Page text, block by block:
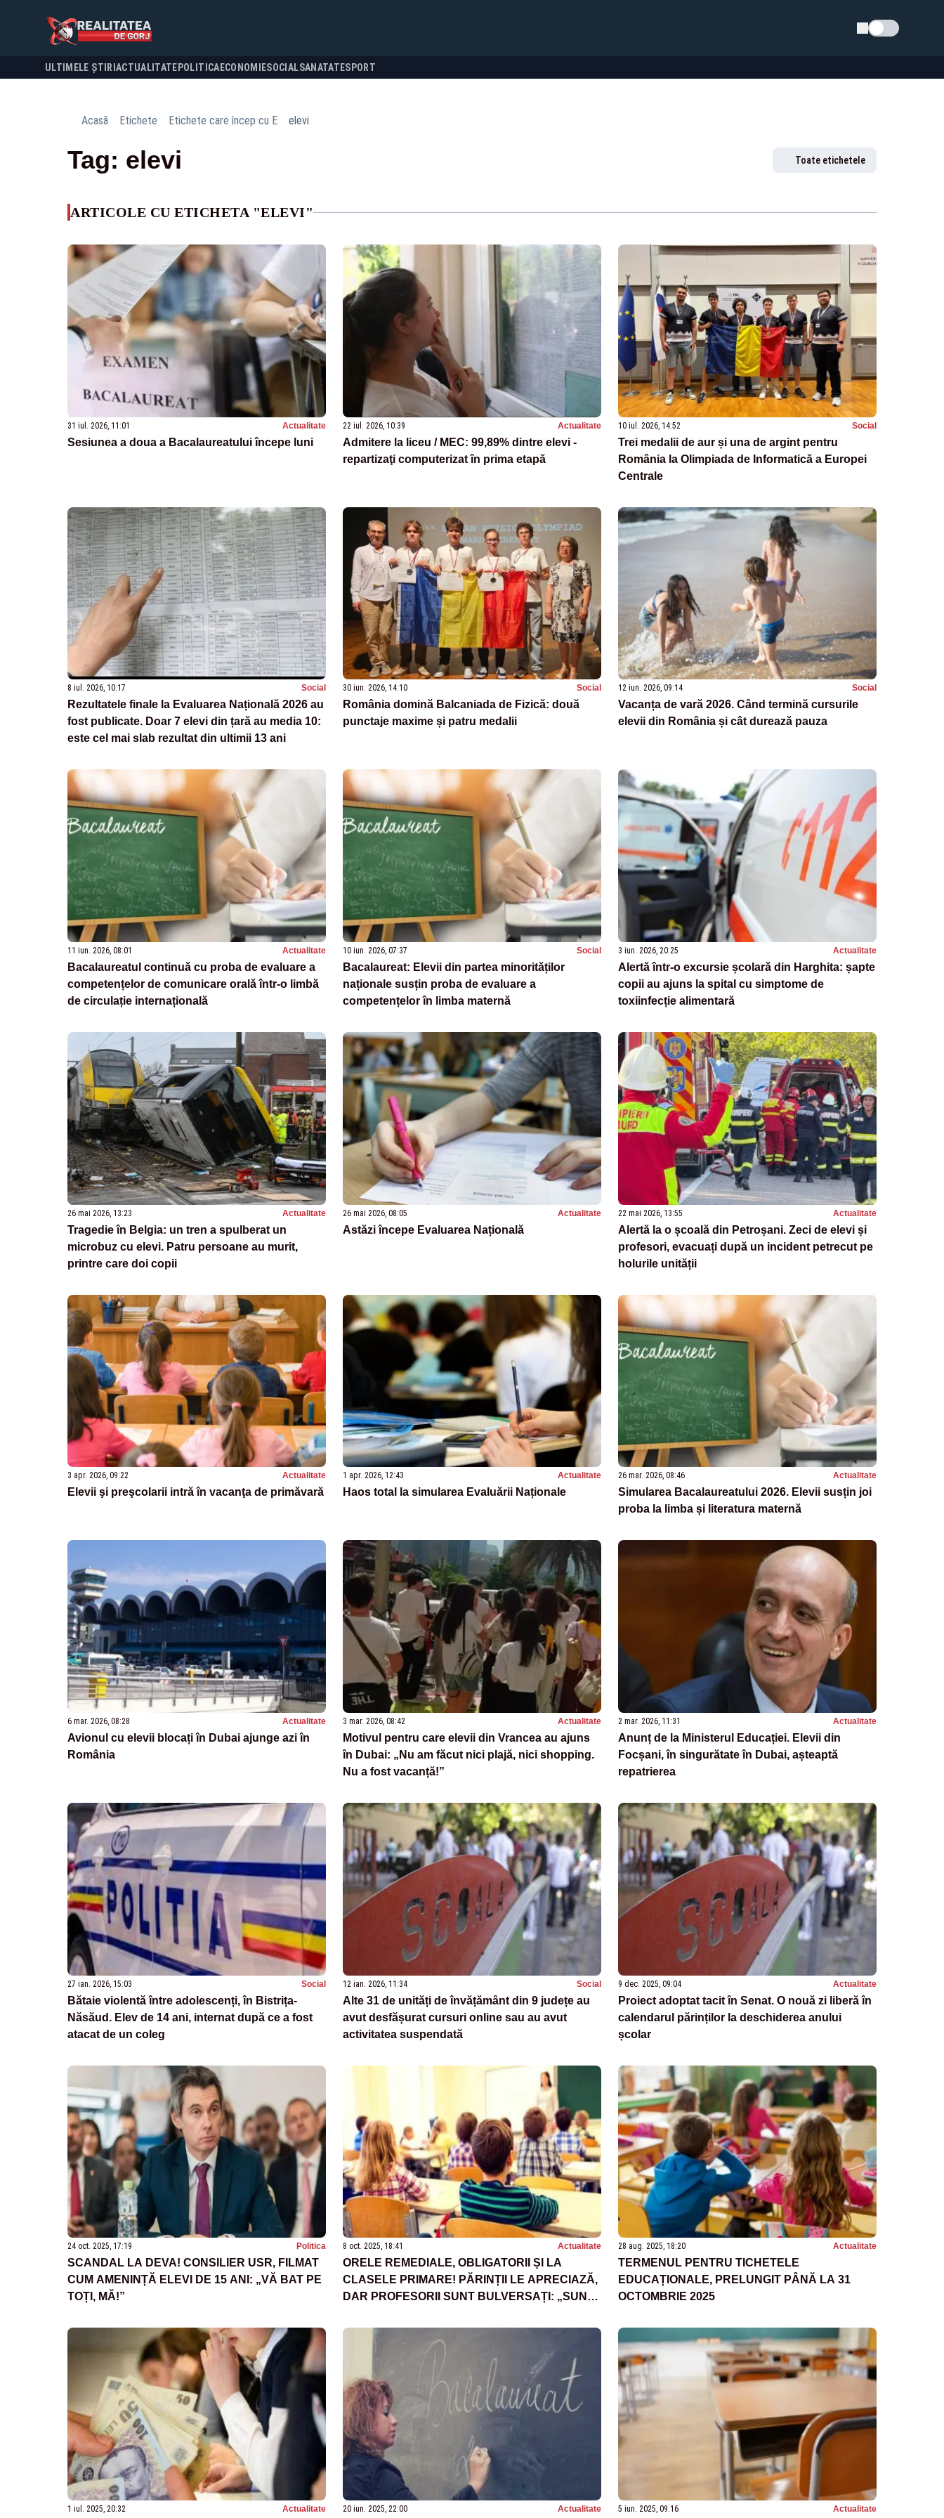
Schimba tema
ULTIMELE ȘTIRI ACTUALITATE POLITICA ECONOMIESOCIALSANATATESPORT
Acasă Etichete Etichete care încep cu E elevi
Tag: elevi Toate etichetele
ARTICOLE CU ETICHETA "ELEVI"
31 iul. 2026, 11:01 Actualitate
Sesiunea a doua a Bacalaureatului începe luni
22 iul. 2026, 10:39 Actualitate
Admitere la liceu / MEC: 99,89% dintre elevi -
repartizaţi computerizat în prima etapă
10 iul. 2026, 14:52 Social
Trei medalii de aur și una de argint pentru
România la Olimpiada de Informatică a Europei
Centrale
8 iul. 2026, 10:17 Social
Rezultatele finale la Evaluarea Națională 2026 au
fost publicate. Doar 7 elevi din țară au media 10:
este cel mai slab rezultat din ultimii 13 ani
30 iun. 2026, 14:10 Social
România domină Balcaniada de Fizică: două
punctaje maxime și patru medalii
12 iun. 2026, 09:14 Social
Vacanța de vară 2026. Când termină cursurile
elevii din România și cât durează pauza
11 iun. 2026, 08:01 Actualitate
Bacalaureatul continuă cu proba de evaluare a
competențelor de comunicare orală într-o limbă
de circulație internațională
10 iun. 2026, 07:37 Social
Bacalaureat: Elevii din partea minorităților
naționale susțin proba de evaluare a
competențelor în limba maternă
3 iun. 2026, 20:25 Actualitate
Alertă într-o excursie școlară din Harghita: șapte
copii au ajuns la spital cu simptome de
toxiinfecție alimentară
26 mai 2026, 13:23 Actualitate
Tragedie în Belgia: un tren a spulberat un
microbuz cu elevi. Patru persoane au murit,
printre care doi copii
26 mai 2026, 08:05 Actualitate
Astăzi începe Evaluarea Națională
22 mai 2026, 13:55 Actualitate
Alertă la o școală din Petroșani. Zeci de elevi și
profesori, evacuați după un incident petrecut pe
holurile unității
3 apr. 2026, 09:22 Actualitate
Elevii şi preşcolarii intră în vacanţa de primăvară
1 apr. 2026, 12:43 Actualitate
Haos total la simularea Evaluării Naționale
26 mar. 2026, 08:46 Actualitate
Simularea Bacalaureatului 2026. Elevii susțin joi
proba la limba și literatura maternă
6 mar. 2026, 08:28 Actualitate
Avionul cu elevii blocați în Dubai ajunge azi în
România
3 mar. 2026, 08:42 Actualitate
Motivul pentru care elevii din Vrancea au ajuns
în Dubai: „Nu am făcut nici plajă, nici shopping.
Nu a fost vacanță!”
2 mar. 2026, 11:31 Actualitate
Anunț de la Ministerul Educației. Elevii din
Focșani, în singurătate în Dubai, așteaptă
repatrierea
27 ian. 2026, 15:03 Social
Bătaie violentă între adolescenți, în Bistrița-
Năsăud. Elev de 14 ani, internat după ce a fost
atacat de un coleg
12 ian. 2026, 11:34 Social
Alte 31 de unități de învățământ din 9 județe au
avut desfășurat cursuri online sau au avut
activitatea suspendată
9 dec. 2025, 09:04 Actualitate
Proiect adoptat tacit în Senat. O nouă zi liberă în
calendarul părinților la deschiderea anului
școlar
24 oct. 2025, 17:19 Politica
SCANDAL LA DEVA! CONSILIER USR, FILMAT
CUM AMENINȚĂ ELEVI DE 15 ANI: „VĂ BAT PE
TOȚI, MĂ!”
8 oct. 2025, 18:41 Actualitate
ORELE REMEDIALE, OBLIGATORII ȘI LA
CLASELE PRIMARE! PĂRINȚII LE APRECIAZĂ,
DAR PROFESORII SUNT BULVERSAȚI: „SUNT
28 aug. 2025, 18:20 Actualitate
TERMENUL PENTRU TICHETELE
EDUCAȚIONALE, PRELUNGIT PÂNĂ LA 31
OCTOMBRIE 2025
1 iul. 2025, 20:32 Actualitate 20 iun. 2025, 22:00 Actualitate 5 iun. 2025, 09:16 Actualitate